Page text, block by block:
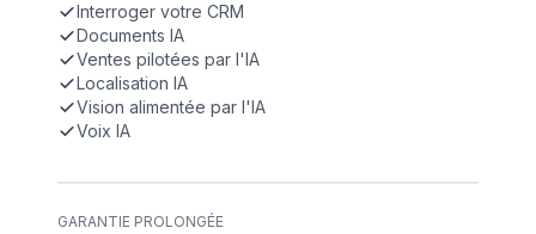
Interroger votre CRM
Documents IA
Ventes pilotées par l'IA
Localisation IA
Vision alimentée par l'IA
Voix IA
GARANTIE PROLONGÉE